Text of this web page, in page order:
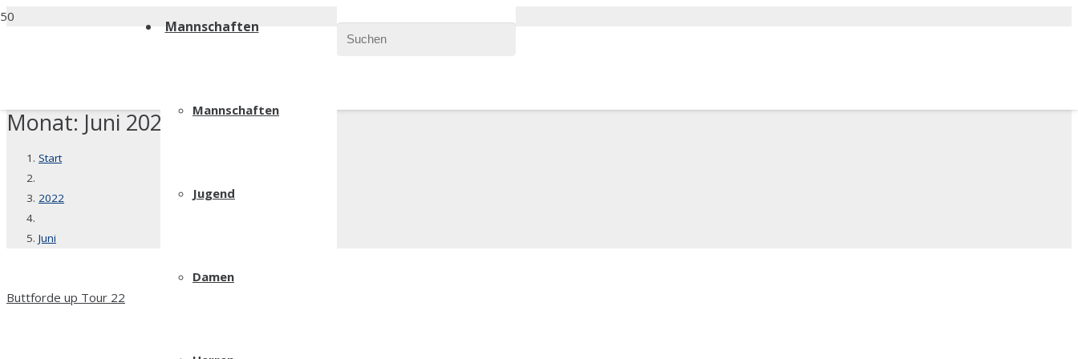
Mannschaften
Mannschaften
Jugend
Damen
Monat: Juni 2022
Start
2022
Juni
Buttforde up Tour 22